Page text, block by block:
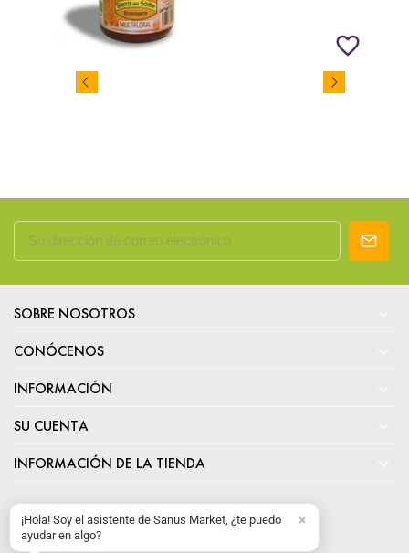
favorite_border
SOBRE NOSOTROS
CONÓCENOS
INFORMACIÓN
SU CUENTA
INFORMACIÓN DE LA TIENDA
¡Hola! Soy el asistente de Sanus Market, ¿te puedo
ayudar en algo?